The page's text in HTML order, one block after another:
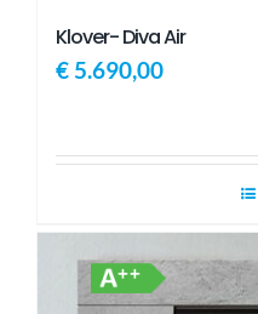
Klover- Diva Air
€ 5.690,00